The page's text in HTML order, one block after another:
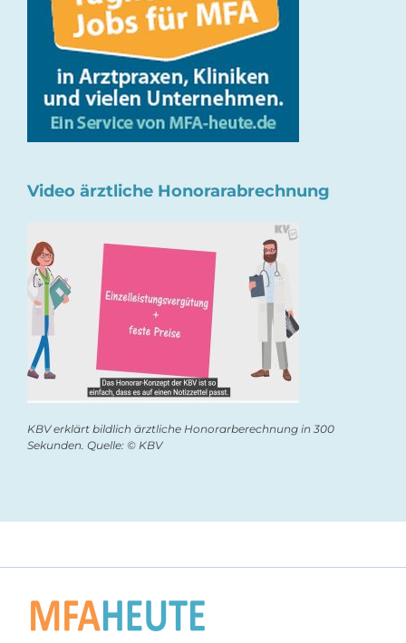
Video ärztliche Honorarabrechnung
KBV erklärt bildlich ärztliche Honorarberechnung in 300
Sekunden. Quelle: © KBV